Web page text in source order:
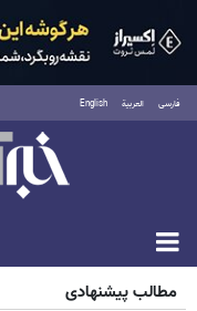
فارسی العربية English
جمعه ۱۶ مرداد ۱۴۰۵
مطالب پیشنهادی